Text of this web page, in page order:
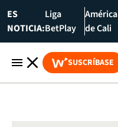
ES
NOTICIA:
Liga
BetPlay
América
de Cali
SUSCRÍBASE